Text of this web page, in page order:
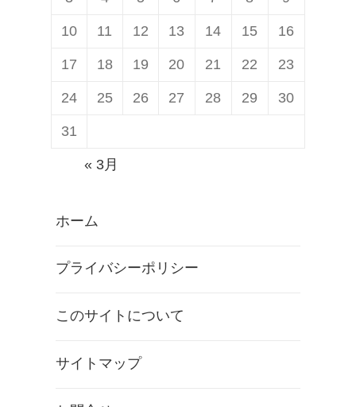
10 11 12 13 14 15 16
17 18 19 20 21 22 23
24 25 26 27 28 29 30
31
« 3月
ホーム
プライバシーポリシー
このサイトについて
サイトマップ